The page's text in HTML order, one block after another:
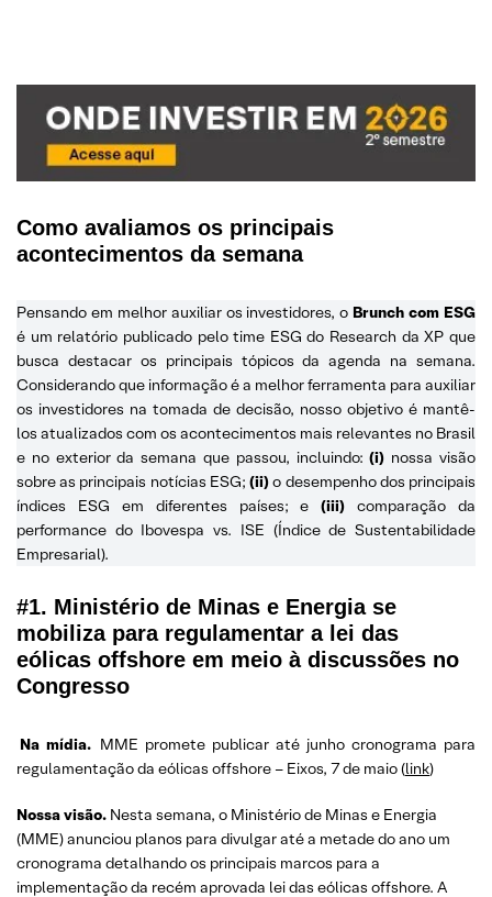
Como avaliamos os principais
acontecimentos da semana
Pensando em melhor auxiliar os investidores, o Brunch com ESG
é um relatório publicado pelo time ESG do Research da XP que
busca destacar os principais tópicos da agenda na semana.
Considerando que informação é a melhor ferramenta para auxiliar
os investidores na tomada de decisão, nosso objetivo é mantê-
los atualizados com os acontecimentos mais relevantes no Brasil
e no exterior da semana que passou, incluindo:(i) nossa visão
sobre as principais notícias ESG;(ii)o desempenho dos principais
índices ESG em diferentes países; e(iii) comparação da
performance do Ibovespa vs. ISE (Índice de Sustentabilidade
Empresarial).
#1. Ministério de Minas e Energia se
mobiliza para regulamentar a lei das
eólicas offshore em meio à discussões no
Congresso
Na mídia. MME promete publicar até junho cronograma para
regulamentação da eólicas offshore – Eixos, 7 de maio (link)
Nossa visão. Nesta semana, o Ministério de Minas e Energia
(MME) anunciou planos para divulgar até a metade do ano um
cronograma detalhando os principais marcos para a
implementação da recém aprovada lei das eólicas offshore. A